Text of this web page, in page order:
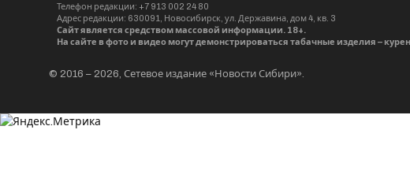
Телефон редакции: +7 913 002 24 80
Адрес редакции: 630091, Новосибирск, ул. Державина, дом 4, кв. 3
Сайт является средством массовой информации. 18+.
На сайте в фото и видео могут демонстрироваться табачные изделия –
© 2016 – 2026, Сетевое издание «Новости Сибири».